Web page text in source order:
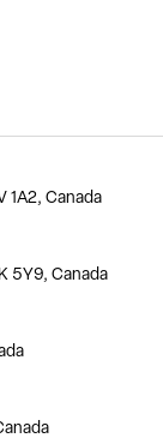
1A2, Canada
5Y9, Canada